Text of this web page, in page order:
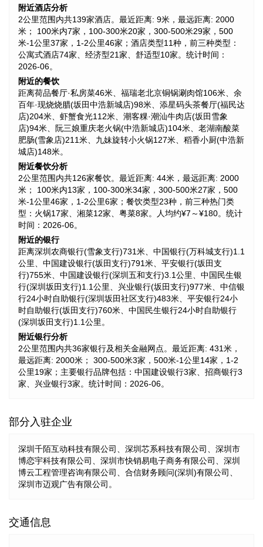
附近酒店分析
2公里范围内共139家酒店。最近距离: 9米，最远距离: 2000
米； 100米内7家，100-300米20家，300-500米29家，500
米-1公里37家，1-2公里46家；酒店类型11种，前三种类型：
公寓式酒店74家、经济型21家、舒适型10家。统计时间：
2026-06。
附近的餐饮
距离荷品餐厅·私房菜46米、福瑞老北京铜锅涮肉馆106米、余
百年·现烧烧腊(坂田中浩新城店)98米、添星码头茶餐厅(福民达
店)204米、虾蟹食光112米、潮客粿·潮汕牛肉店(坂田雪象
店)94米、阮三娘重庆老火锅(中浩新城店)104米、老湖南酸菜
肥肠(雪象店)211米、九妹旋转小火锅127米、稻香小厨(中浩新
城店)148米。
附近餐饮分析
2公里范围内共126家餐饮。最近距离: 44米，最远距离: 2000
米； 100米内13家，100-300米34家，300-500米27家，500
米-1公里46家，1-2公里6家；餐饮类型23种，前三种热门类
型：火锅17家、湘菜12家、粤菜8家。人均约¥7～¥180。统计
时间：2026-06。
附近的银行
距离深圳农商银行(雪象支行)731米、中国银行(万科城支行)1.1
公里、中国建设银行(坂田支行)791米、平安银行(坂田支
行)755米、中国建设银行(深圳五和支行)3.1公里、中国民生银
行(深圳坂田支行)1.1公里、兴业银行(坂田支行)977米、中信银
行24小时自助银行(深圳坂田社区支行)483米、平安银行24小
时自助银行(坂田支行)760米、中国民生银行24小时自助银行
(深圳坂田支行)1.1公里。
附近银行分析
2公里范围内共36家银行及相关金融网点。最近距离: 431米，
最远距离: 2000米； 300-500米3家，500米-1公里14家，1-2
公里19家；主要银行品牌包括：中国建设银行3家、招商银行3
家、兴业银行3家。统计时间：2026-06。
部分入驻企业
深圳千陌互动科技有限公司、深圳芯系科技有限公司、深圳市
博恋宇科技有限公司、深圳市快销易电子商务有限公司、深圳
博云工程管理咨询有限公司、合信财务顾问(深圳)有限公司、
深圳市迈观广告有限公司。
交通信息